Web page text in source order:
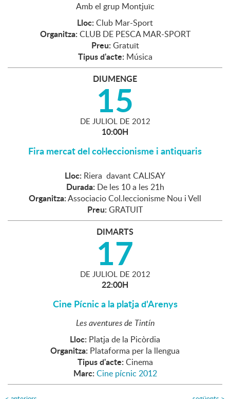
Amb el grup Montjuïc
Lloc: Club Mar-Sport
Organitza: CLUB DE PESCA MAR-SPORT
Preu: Gratuït
Tipus d'acte: Música
DIUMENGE
15
DE JULIOL DE 2012
10:00H
Fira mercat del col·leccionisme i antiquaris
Lloc: Riera davant CALISAY
Durada: De les 10 a les 21h
Organitza:Associacio Col.leccionisme Nou i Vell
Preu: GRATUIT
DIMARTS
17
DE JULIOL DE 2012
22:00H
Cine Pícnic a la platja d'Arenys
Les aventures de Tintín
Lloc: Platja de la Picòrdia
Organitza: Plataforma per la llengua
Tipus d'acte: Cinema
Marc: Cine pícnic 2012